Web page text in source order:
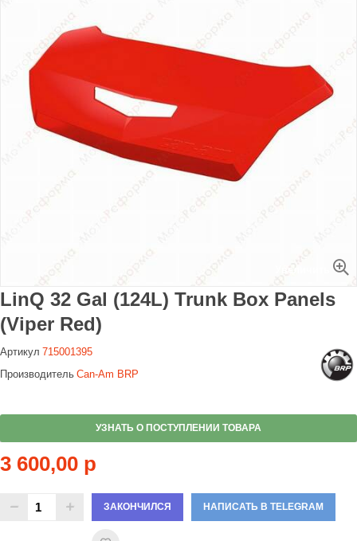
LinQ 32 Gal (124L) Trunk Box Panels
(Viper Red)
Артикул 715001395
Производитель Can-Am BRP
УЗНАТЬ О ПОСТУПЛЕНИИ ТОВАРА
3 600,00 р
ЗАКОНЧИЛСЯ НАПИСАТЬ В TELEGRAM